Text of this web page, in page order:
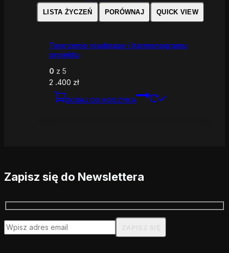
LISTA ŻYCZEŃ PORÓWNAJ QUICK VIEW
Tworzenie roadmapy i harmonogramu
projektu
0 z 5
2 .400 zł
DODAJ DO KOSZYKA
Zapisz się do Newslettera